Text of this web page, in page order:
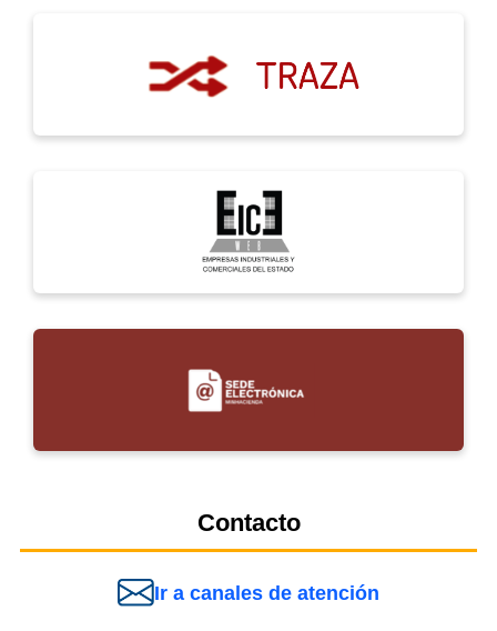
Contacto
Ir a canales de atención